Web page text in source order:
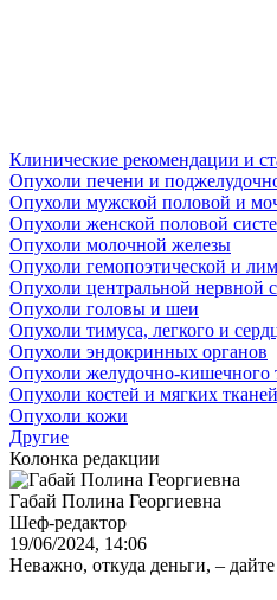
Клинические рекомендации и
Опухоли печени и
Опухоли мужской половой и
Опухоли женской половой
Опухоли молочной железы
Опухоли гемопоэтической и
Опухоли центральной нервной
Опухоли головы и шеи
Опухоли тимуса, легкого и
Опухоли эндокринных органов
Опухоли желудочно-кишечного
Опухоли костей и мягких тканей
Опухоли кожи
Другие
Колонка редакции
Габай Полина Георгиевна
Шеф-редактор
19/06/2024, 14:06
Неважно, откуда деньги, – дайте